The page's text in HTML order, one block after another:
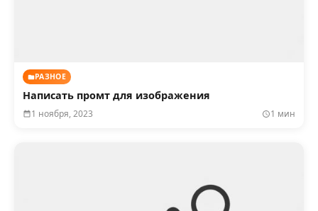
РАЗНОЕ
Написать промт для изображения
1 ноября, 2023 1 мин